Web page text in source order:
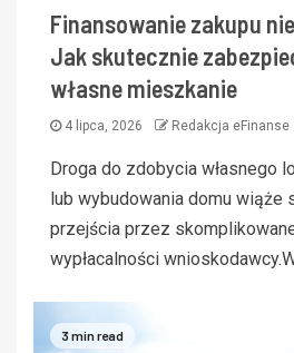
Finansowanie zakupu
Jak skutecznie
własne mieszkanie
4 lipca, 2026 Redakcja eFinanse
Droga do zdobycia własnego
lub wybudowania domu wiąże
przejścia przez
wypłacalności
3 min read